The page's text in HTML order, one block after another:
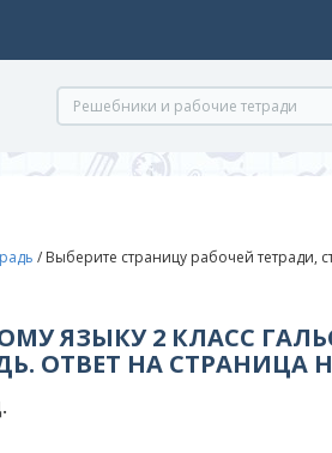
/ Выберите страницу рабочей тетради,
ЯЗЫКУ 2 КЛАСС
ОТВЕТ НА СТРАНИЦА